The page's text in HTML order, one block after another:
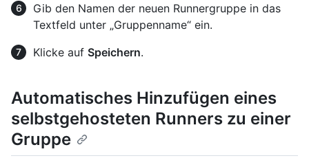
Gib den Namen der neuen Runnergruppe in das
Textfeld unter „Gruppenname“ ein.
Klicke auf Speichern.
Automatisches Hinzufügen eines
selbstgehosteten Runners zu einer
Gruppe